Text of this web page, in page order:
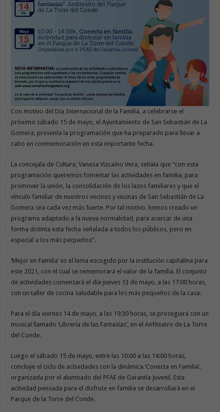
Con motivo del Día Internacional de la Familia, a celebrarse el
próximo sábado 15 de mayo, el Ayuntamiento de San Sebastián de La
Gomera, presenta la programación que ha preparado para llevar a
cabo en conmemoración en esta importante fecha.
La concejala de Cultura, Vanesa Vizcaíno Vera, señala que “con esta
programación queremos fomentar las actividades en familia, para
promover la unión, la consolidación de los lazos familiares y que el
vínculo familiar de nuestros vecinos y vecinas de San Sebastián de La
Gomera sea cada vez más fuerte. Por tal motivo, hemos creado un
programa adaptado a la nueva normalidad, para acercar de una
forma distinta esta fecha señalada a todos los públicos, pero en
especial a los más pequeños”.
‘Mejor en Familia’ es el lema escogido por la institución capitalina para
este 2021, con el cual se rememorará el valor de la familia. El conjunto
de actividades comenzará el día jueves 13 de mayo, a las 17:00 horas,
con un taller de cocina saludable para los más pequeños de la casa.
Para el día viernes 14 de mayo, a las 19:30 horas, se proseguirá con un
musical llamado ‘Librería de las Fantasías’, en el Anfiteatro de La Torre
del Conde.
Luego el sábado 15 de mayo, entre las 10:00 a las 14:00 horas,
concluye el ciclo de actividades con la dinámica ‘Conecta en Familia’,
organizada por el alumnado del PFAE de Garantía Juvenil. Esta
actividad pensada para el disfrute en familia se desarrollará en el
Parque de la Torre del Conde.